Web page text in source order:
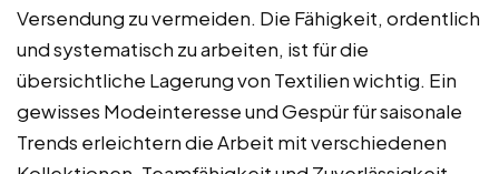
Versendung zu vermeiden. Die Fähigkeit, ordentlich
und systematisch zu arbeiten, ist für die
übersichtliche Lagerung von Textilien wichtig. Ein
gewisses Modeinteresse und Gespür für saisonale
Trends erleichtern die Arbeit mit verschiedenen